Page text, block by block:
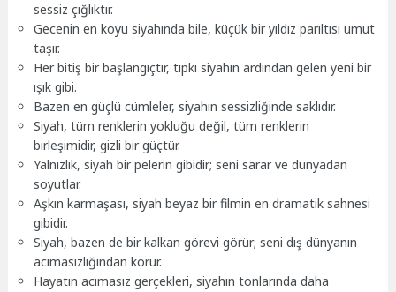
sessiz çığlıktır.
Gecenin en koyu siyahında bile, küçük bir yıldız parıltısı umut
taşır.
Her bitiş bir başlangıçtır, tıpkı siyahın ardından gelen yeni bir
ışık gibi.
Bazen en güçlü cümleler, siyahın sessizliğinde saklıdır.
Siyah, tüm renklerin yokluğu değil, tüm renklerin
birleşimidir, gizli bir güçtür.
Yalnızlık, siyah bir pelerin gibidir; seni sarar ve dünyadan
soyutlar.
Aşkın karmaşası, siyah beyaz bir filmin en dramatik sahnesi
gibidir.
Siyah, bazen de bir kalkan görevi görür; seni dış dünyanın
acımasızlığından korur.
Hayatın acımasız gerçekleri, siyahın tonlarında daha